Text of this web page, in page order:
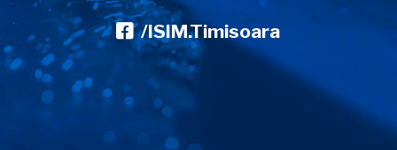
/ISIM.Timisoara